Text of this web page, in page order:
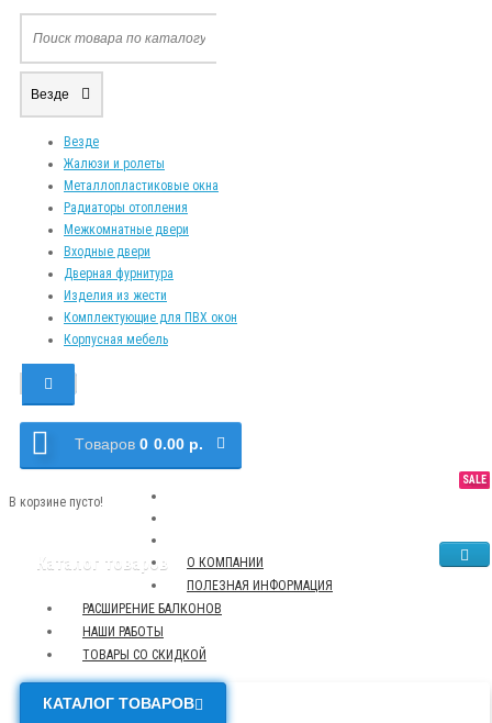
Везде
Везде
Жалюзи и ролеты
Металлопластиковые окна
Радиаторы отопления
Межкомнатные двери
Входные двери
Дверная фурнитура
Изделия из жести
Комплектующие для ПВХ окон
Корпусная мебель
Tоваров 0 0.00 р.
В корзине пусто!
Каталог товаров
О КОМПАНИИ
ПОЛЕЗНАЯ ИНФОРМАЦИЯ
NEW
РАСШИРЕНИЕ БАЛКОНОВ
TOP
НАШИ РАБОТЫ
SALE
ТОВАРЫ СО СКИДКОЙ
КАТАЛОГ ТОВАРОВ